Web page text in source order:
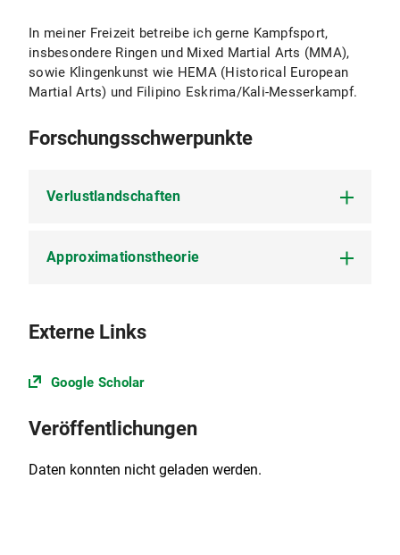
In meiner Freizeit betreibe ich gerne Kampfsport,
insbesondere Ringen und Mixed Martial Arts (MMA),
sowie Klingenkunst wie HEMA (Historical European
Martial Arts) und Filipino Eskrima/Kali-Messerkampf.
Forschungsschwerpunkte
Verlustlandschaften
Für tiefe PolyReLU Netzwerke.
Approximationstheorie
Externe Links
Google Scholar
Veröffentlichungen
Daten konnten nicht geladen werden.